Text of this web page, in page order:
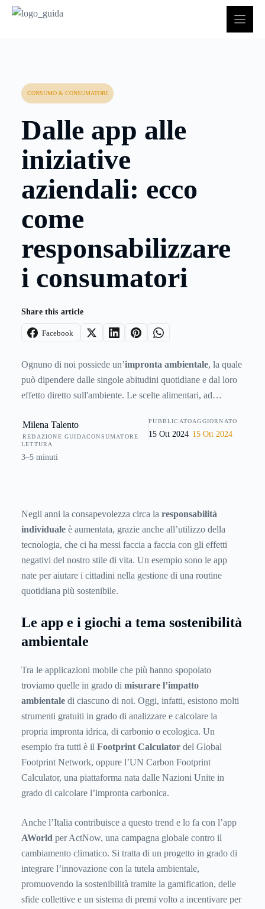
CONSUMO & CONSUMATORI
Dalle app alle
iniziative
aziendali: ecco
come
responsabilizzare
i consumatori
Share this article
Facebook
Ognuno di noi possiede un’impronta ambientale, la quale
può dipendere dalle singole abitudini quotidiane e dal loro
effetto diretto sull'ambiente. Le scelte alimentari, ad
come le scelte di trasporto, quelle d’acquisto e quelle
energetiche.
Milena Talento
REDAZIONE GUIDACONSUMATORE
PUBBLICATO
15 Ott 2024
AGGIORNATO
15 Ott 2024
LETTURA
3–5 minuti
Negli anni la consapevolezza circa la responsabilità
individuale è aumentata, grazie anche all’utilizzo della
tecnologia, che ci ha messi faccia a faccia con gli effetti
negativi del nostro stile di vita. Un esempio sono le app
nate per aiutare i cittadini nella gestione di una routine
quotidiana più sostenibile.
Le app e i giochi a tema sostenibilità
ambientale
Tra le applicazioni mobile che più hanno spopolato
troviamo quelle in grado di misurare l’impatto
ambientale di ciascuno di noi. Oggi, infatti, esistono molti
strumenti gratuiti in grado di analizzare e calcolare la
propria impronta idrica, di carbonio o ecologica. Un
esempio fra tutti è il Footprint Calculator del Global
Footprint Network, oppure l’UN Carbon Footprint
Calculator, una piattaforma nata dalle Nazioni Unite in
grado di calcolare l’impronta carbonica.
Anche l’Italia contribuisce a questo trend e lo fa con l’app
AWorld per ActNow, una campagna globale contro il
cambiamento climatico. Si tratta di un progetto in grado di
integrare l’innovazione con la tutela ambientale,
promuovendo la sostenibilità tramite la gamification, delle
sfide collettive e un sistema di premi volto a incentivare per